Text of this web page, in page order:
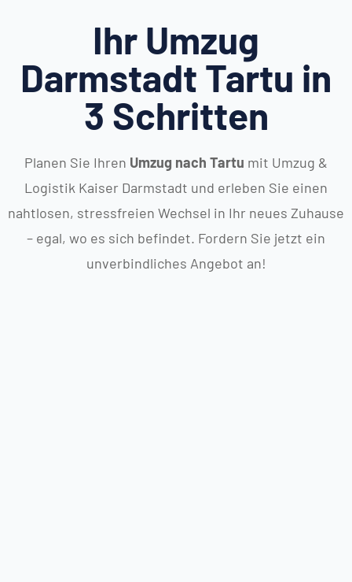
Ihr Umzug
Darmstadt Tartu in
3 Schritten
Planen Sie Ihren Umzug nach Tartu mit Umzug &
Logistik Kaiser Darmstadt und erleben Sie einen
nahtlosen, stressfreien Wechsel in Ihr neues Zuhause
– egal, wo es sich befindet. Fordern Sie jetzt ein
unverbindliches Angebot an!